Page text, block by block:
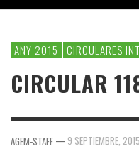
ANY 2015 CIRCULARES
CIRCULAR
AGEM-STAFF — 9 SEPTIEMBRE, 2015